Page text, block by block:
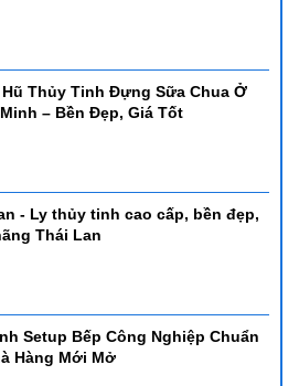
Hũ Thủy Tinh Đựng Sữa Chua Ở
– Bền Đẹp, Giá Tốt
- Ly thủy tinh cao cấp, bền đẹp,
Thái Lan
Setup Bếp Công Nghiệp Chuẩn
Hàng Mới Mở